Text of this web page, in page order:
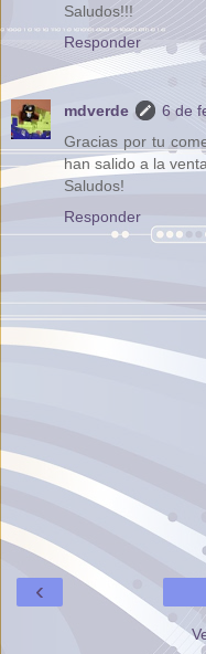
Saludos!!!
Responder
mdverde
6 de
Gracias por tu
han salido a la
Saludos!
Responder
‹